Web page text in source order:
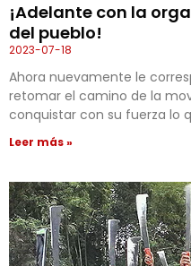
¡Adelante con la
del pueblo!
2023-07-18
Ahora nuevamente le
retomar el camino de la
conquistar con su fuerza lo
Leer más »